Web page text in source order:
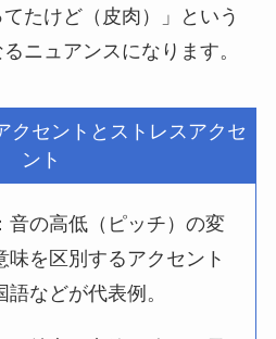
たけど（皮肉）」という
ニュアンスになります。
クセントとストレスアクセ
ント
：音の高低（ピッチ）の変
味を区別するアクセント
などが代表例。